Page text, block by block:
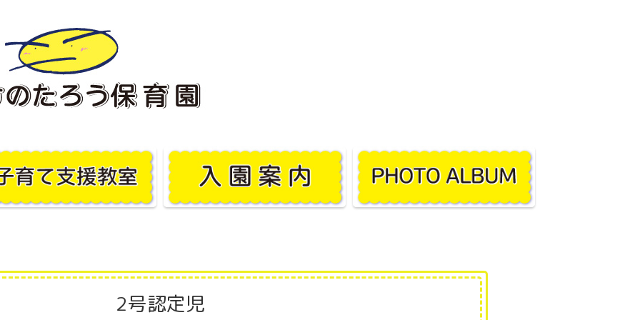
2号認定児